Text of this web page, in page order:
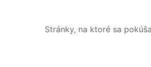
Stránky, na ktoré sa